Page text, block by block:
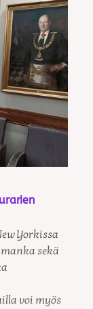
Yorkissa
sekä
voi myös